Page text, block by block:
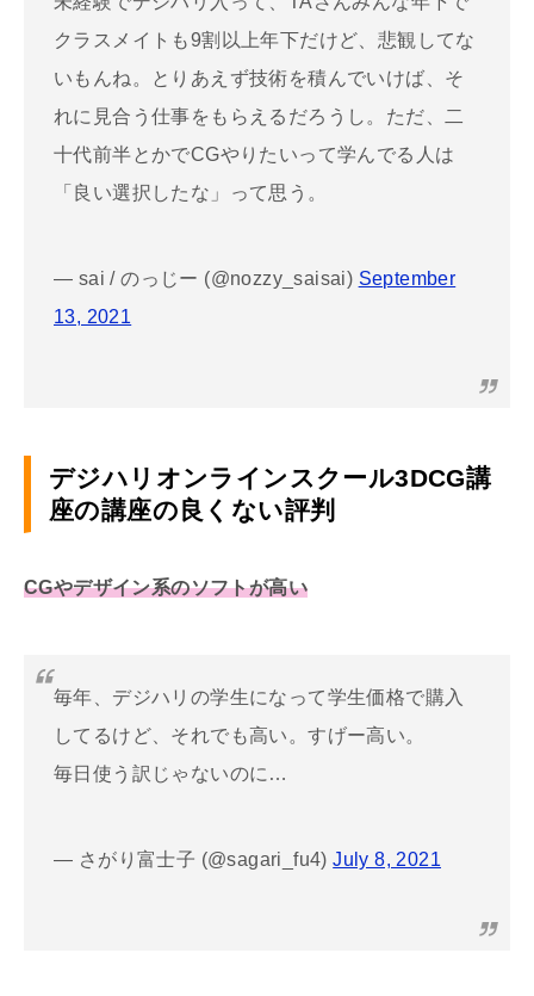
クラスメイトも9割以上年下だけど、悲観してな
いもんね。とりあえず技術を積んでいけば、そ
れに見合う仕事をもらえるだろうし。ただ、二
十代前半とかでCGやりたいって学んでる人は
「良い選択したな」って思う。
— sai / のっじー (@nozzy_saisai) September
13, 2021
デジハリオンラインスクール3DCG講
座の講座の良くない評判
CGやデザイン系のソフトが高い
毎年、デジハリの学生になって学生価格で購入
してるけど、それでも高い。すげー高い。
毎日使う訳じゃないのに…
— さがり富士子 (@sagari_fu4)July 8, 2021